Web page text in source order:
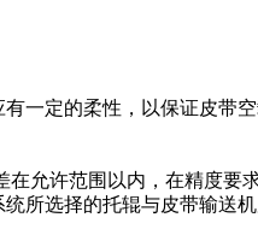
定的柔性，以保证皮带
允许范围以内，在精度要
所选择的托辊与皮带输送